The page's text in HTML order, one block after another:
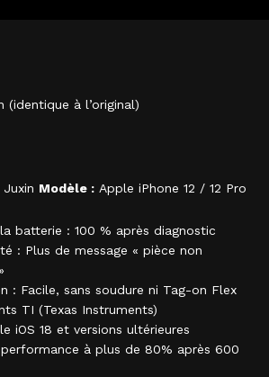
(identique à l’original)
Juxin Modèle : Apple iPhone 12 / 12 Pro
batterie : 100 % après diagnostic
: Plus de message « pièce non
: Facile, sans soudure ni Tag-on Flex
TI (Texas Instruments)
iOS 18 et versions ultérieures
à plus de 80% après 600